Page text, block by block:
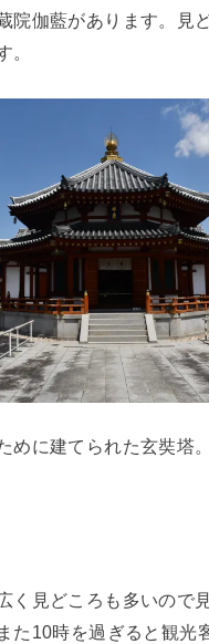
院伽藍があります。見
。
めに建てられた玄奘塔
く見どころも多いので
た10時を過ぎると観光